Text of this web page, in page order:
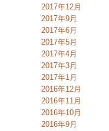
2017年12月
2017年9月
2017年6月
2017年5月
2017年4月
2017年3月
2017年1月
2016年12月
2016年11月
2016年10月
2016年9月